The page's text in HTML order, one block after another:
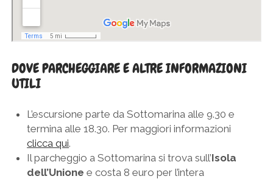
DOVE PARCHEGGIARE E ALTRE INFORMAZIONI
UTILI
L’escursione parte da Sottomarina alle 9.30 e
termina alle 18.30. Per maggiori informazioni
clicca qui.
Il parcheggio a Sottomarina si trova sull’Isola
dell’Unione e costa 8 euro per l’intera